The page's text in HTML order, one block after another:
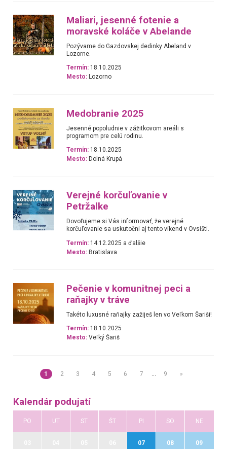
Maliari, jesenné fotenie a
moravské koláče v Abelande
Pozývame do Gazdovskej dedinky Abeland v
Lozorne.
Termín: 18.10.2025
Mesto: Lozorno
Medobranie 2025
Jesenné popoludnie v zážitkovom areáli s
programom pre celú rodinu.
Termín: 18.10.2025
Mesto: Dolná Krupá
Verejné korčuľovanie v
Petržalke
Dovoľujeme si Vás informovať, že verejné
korčuľovanie sa uskutočni aj tento víkend v Ovsišti.
Termín: 14.12.2025 a ďalšie
Mesto: Bratislava
Pečenie v komunitnej peci a
raňajky v tráve
Takéto luxusné raňajky zažiješ len vo Veľkom Šariši!
Termín: 18.10.2025
Mesto: Veľký Šariš
1 2 3 4 5 6 7 9 »
Kalendár podujatí
PO UT ST ŠT PI SO NE
07 08 09